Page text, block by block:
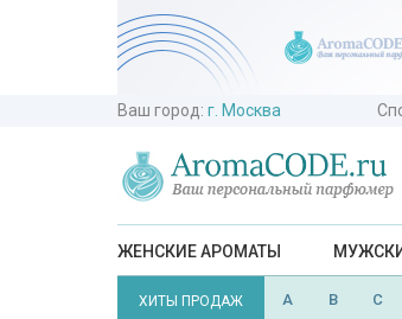
Ваш город: г. Москва
ЖЕНСКИЕ АРОМАТЫ
ХИТЫ ПРОДАЖ A B C